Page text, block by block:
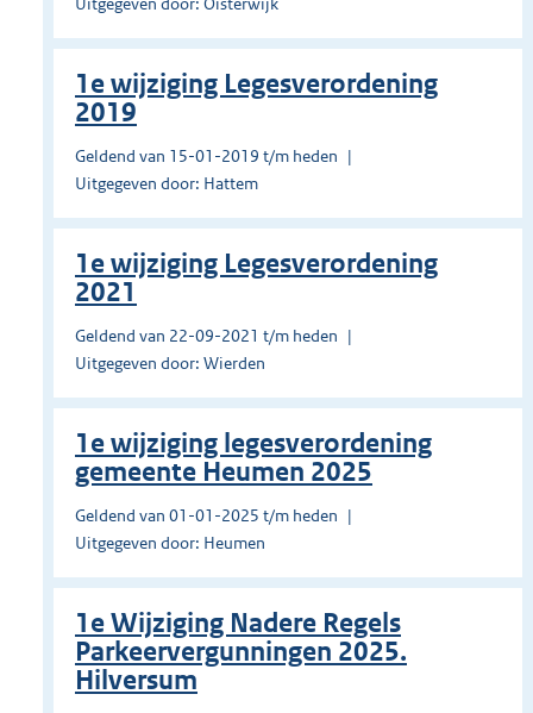
1e wijziging Legesverordening
2019
Geldend van 15-01-2019 t/m heden
Uitgegeven door: Hattem
1e wijziging Legesverordening
2021
Geldend van 22-09-2021 t/m heden
Uitgegeven door: Wierden
1e wijziging legesverordening
gemeente Heumen 2025
Geldend van 01-01-2025 t/m heden
Uitgegeven door: Heumen
1e Wijziging Nadere Regels
Parkeervergunningen 2025.
Hilversum